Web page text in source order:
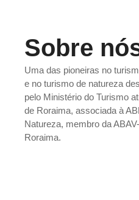
Sobre
Uma das pioneiras no
e no turismo de natureza
pelo Ministério do Turismo
de Roraima, associada à
Natureza, membro da
Roraima.